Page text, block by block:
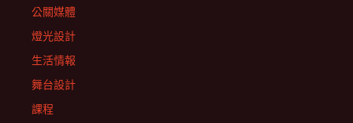
公關媒體
燈光設計
生活情報
舞台設計
課程